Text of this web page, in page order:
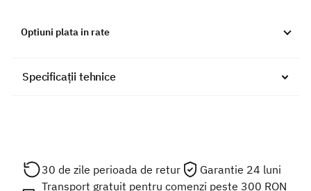
Optiuni plata in rate
Specificații tehnice
30 de zile perioada de retur
Garantie 24 luni
Transport gratuit pentru comenzi peste 300 RON